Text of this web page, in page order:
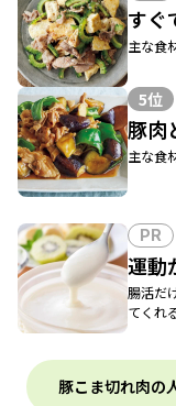
すぐ
主な食
5位
豚肉
主な食
PR
運動
腸活だ
てくれ
豚こま切れ肉の